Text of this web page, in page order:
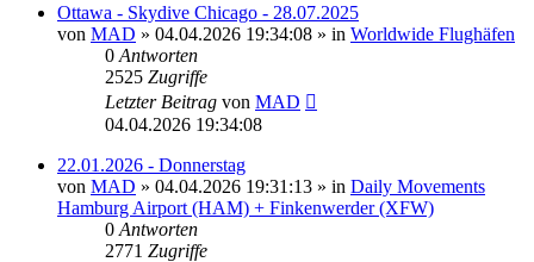
Ottawa - Skydive Chicago - 28.07.2025
von MAD » 04.04.2026 19:34:08 » in Worldwide Flughäfen
0 Antworten
2525 Zugriffe
Letzter Beitrag von MAD
04.04.2026 19:34:08
22.01.2026 - Donnerstag
von MAD » 04.04.2026 19:31:13 » in Daily Movements
Hamburg Airport (HAM) + Finkenwerder (XFW)
0 Antworten
2771 Zugriffe